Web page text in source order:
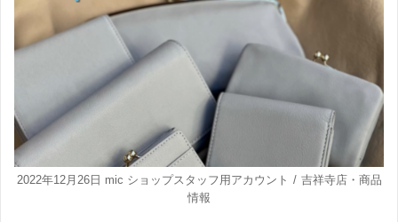
2022年12月26日 mic ショップスタッフ用アカウント 吉祥寺店・ 商品
情報